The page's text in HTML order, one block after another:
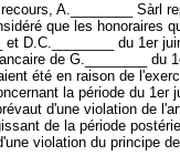
A.________ Sàrl
que les honoraires
et D.C.________ du 1er
de G.________ du
été en raison de
la période du 1er
d'une violation de l'
de la période
violation du principe